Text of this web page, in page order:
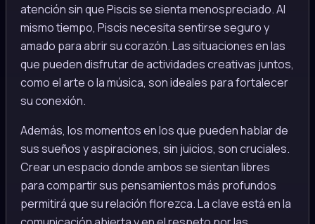
atención sin que Piscis se sienta menospreciado. Al
mismo tiempo, Piscis necesita sentirse seguro y
amado para abrir su corazón. Las situaciones en las
que pueden disfrutar de actividades creativas juntos,
como el arte o la música, son ideales para fortalecer
su conexión.
Además, los momentos en los que pueden hablar de
sus sueños y aspiraciones, sin juicios, son cruciales.
Crear un espacio donde ambos se sientan libres
para compartir sus pensamientos más profundos
permitirá que su relación florezca. La clave está en la